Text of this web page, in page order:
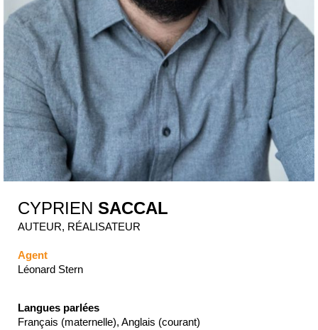
CYPRIEN SACCAL
AUTEUR, RÉALISATEUR
Agent
Léonard Stern
Langues parlées
Français (maternelle), Anglais (courant)